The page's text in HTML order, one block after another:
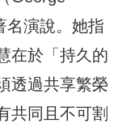
名演說。她指
在於「持久的
透過共享繁榮
共同且不可割